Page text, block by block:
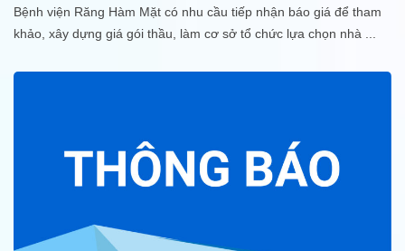
Bệnh viện Răng Hàm Mặt có nhu cầu tiếp nhận báo giá để tham
khảo, xây dựng giá gói thầu, làm cơ sở tổ chức lựa chọn nhà ...